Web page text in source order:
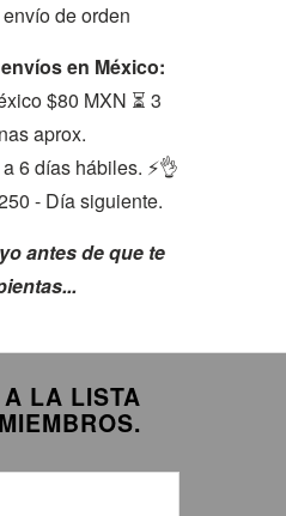
de orden
en México:
$80 MXN ⏳ 3
aprox.
6 días hábiles. ⚡👌
- Día siguiente.
antes de que te
LA LISTA